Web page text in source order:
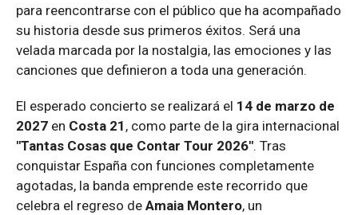
para reencontrarse con el público que ha acompañado
su historia desde sus primeros éxitos. Será una
velada marcada por la nostalgia, las emociones y las
canciones que definieron a toda una generación.
El esperado concierto se realizará el 14 de marzo de
2027 en Costa 21 , como parte de la gira internacional
"Tantas Cosas que Contar Tour 2026". Tras
conquistar España con funciones completamente
agotadas, la banda emprende este recorrido que
celebra el regreso de Amaia Montero, un